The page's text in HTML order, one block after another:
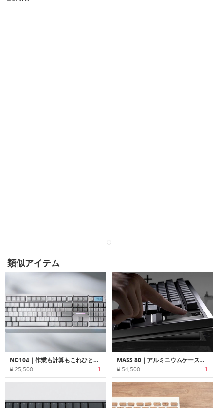
類似アイテム
ND104｜作業も計算もこれひとつでこなす104キーコントロールノブ付きキーボード
¥ 25,500 +1
MASS 80｜アルミニウムケース採用のタッチスクリーン搭載スマートキーボード
¥ 54,500 +1